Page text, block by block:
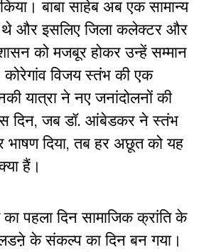
बाबा साहेब अब एक सामान्य
थे और इसलिए जिला कलेक्टर और
को मजबूर होकर उन्हें सम्मान
विजय स्तंभ की एक
यात्रा ने नए जनांदोलनों की
दिन, जब डॉ. आंबेडकर ने स्तंभ
दिया, तब हर अछूत को यह
हैं।
पहला दिन सामाजिक क्रांति के
के संकल्प का दिन बन गया।